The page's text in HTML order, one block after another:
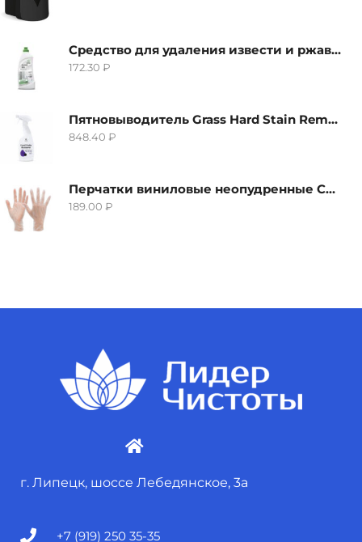
Средство для удаления извести и ржавчины Grass Gloss-Gel, 500мл
172.30 ₽
Пятновыводитель Grass Hard Stain Remover, 600мл
848.40 ₽
Перчатки виниловые неопудренные CTP-BS, размер S
189.00 ₽
г. Липецк, шоссе Лебедянское, 3а
+7 (919) 250 35-35